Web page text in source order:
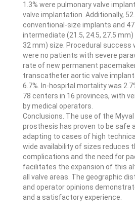
1.3% were pulmonary valve
valve implantation. Additionally,
conventional-size implants and
intermediate (21.5, 24.5, 27.5
32 mm) size. Procedural success
were no patients with severe
rate of new permanent
transcatheter aortic valve
6.7%. In-hospital mortality was
78 centers in 16 provinces, with
by medical operators.
Conclusions. The use of the
prosthesis has proven to be safe
adapting to cases of high
wide availability of sizes reduces
complications and the need for
facilitates the expansion of this
all valve areas. The geographic
and operator opinions
and a satisfactory experience.